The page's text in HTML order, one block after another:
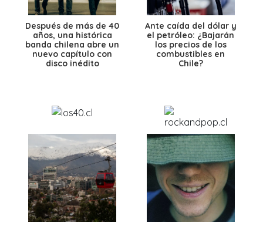
Después de más de 40
años, una histórica
banda chilena abre un
nuevo capítulo con
disco inédito
Ante caída del dólar y
el petróleo: ¿Bajarán
los precios de los
combustibles en
Chile?